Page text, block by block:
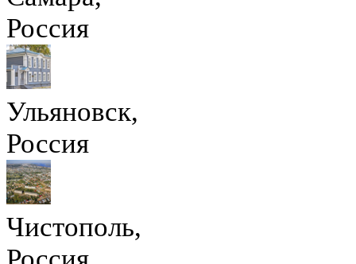
Россия
Ульяновск,
Россия
Чистополь,